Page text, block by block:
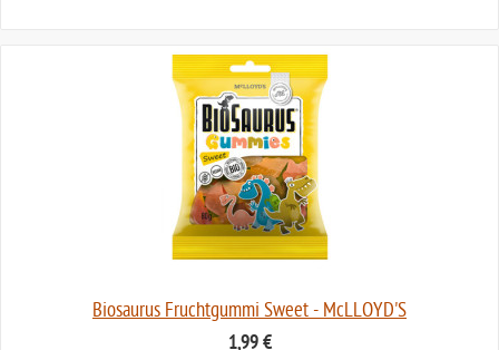
Biosaurus Fruchtgummi Sweet - McLLOYD'S
1,99 €